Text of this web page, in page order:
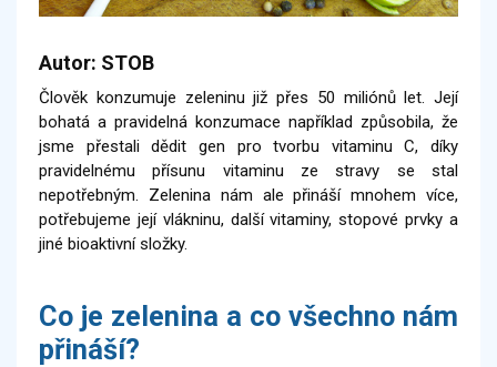
Autor: STOB
Člověk konzumuje zeleninu již přes 50 miliónů let. Její
bohatá a pravidelná konzumace například způsobila, že
jsme přestali dědit gen pro tvorbu vitaminu C, díky
pravidelnému přísunu vitaminu ze stravy se stal
nepotřebným. Zelenina nám ale přináší mnohem více,
potřebujeme její vlákninu, další vitaminy, stopové prvky a
jiné bioaktivní složky.
Co je zelenina a co všechno nám
přináší?